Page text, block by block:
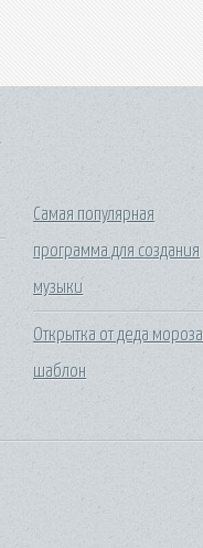
Самая популярная
программа для создания
музыки
Открытка от деда мороза
шаблон